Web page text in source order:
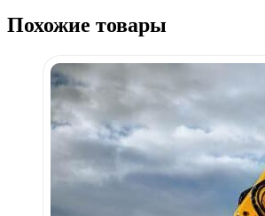
Похожие товары